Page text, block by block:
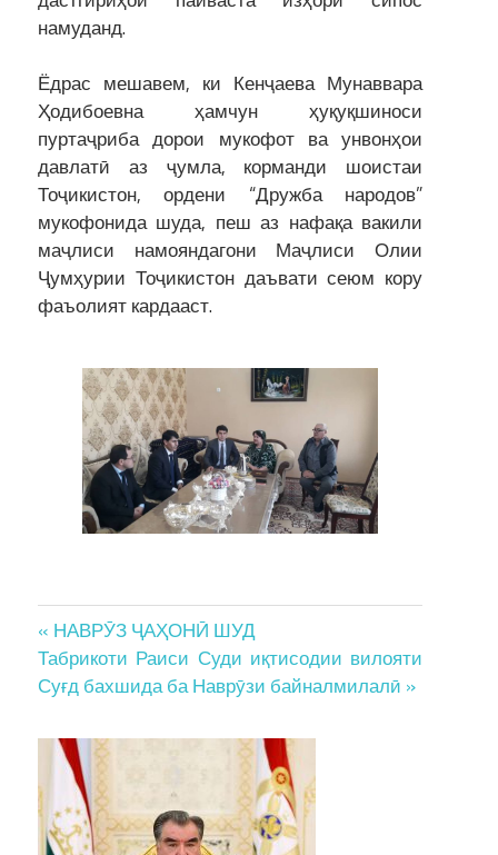
намуданд.
Ёдрас мешавем, ки Кенҷаева Мунаввара
Ҳодибоевна ҳамчун ҳуқуқшиноси
пуртаҷриба дорои мукофот ва унвонҳои
давлатӣ аз ҷумла, корманди шоистаи
Тоҷикистон, ордени “Дружба народов”
мукофонида шуда, пеш аз нафақа вакили
маҷлиси намояндагони Маҷлиси Олии
Ҷумҳурии Тоҷикистон даъвати сеюм кору
фаъолият кардааст.
Post
navigation
« НАВРӮЗ ҶАҲОНӢ ШУД
Табрикоти Раиси Суди иқтисодии вилояти
Суғд бахшида ба Наврӯзи байналмилалӣ »